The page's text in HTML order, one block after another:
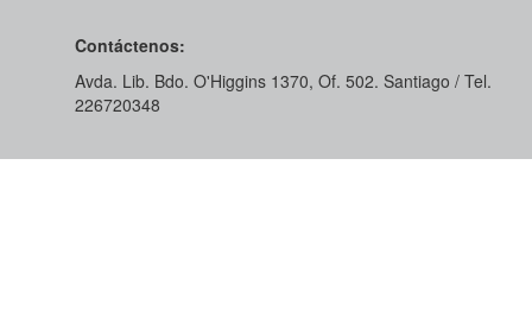
Contáctenos:
Avda. Lib. Bdo. O'Higgins 1370, Of. 502. Santiago / Tel.
226720348